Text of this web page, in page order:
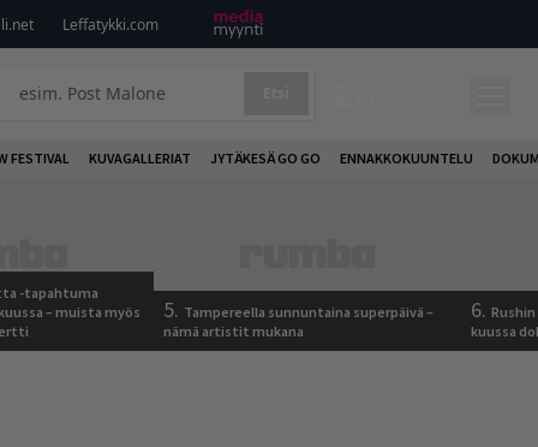
Leffatykki.com
FESTIVAL KUVAGALLERIAT JYTÄKESÄ GO GO ENNAKKOKUUNTELU
-tapahtuma
– muista myös
5. Tampereella sunnuntaina superpäivä –
nämä artistit mukana
6.
kuussa